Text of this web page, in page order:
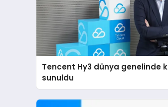
Tencent Hy3 dünya genelinde
sunuldu